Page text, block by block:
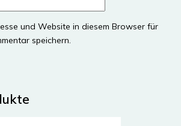
und Website in diesem Browser für
speichern.